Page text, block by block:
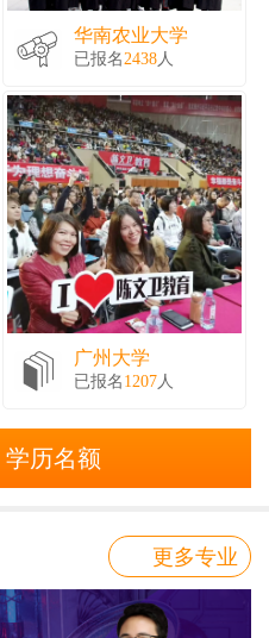
华南农业大学
已报名2438人
广州大学
已报名 1207人
历名额
更多专业